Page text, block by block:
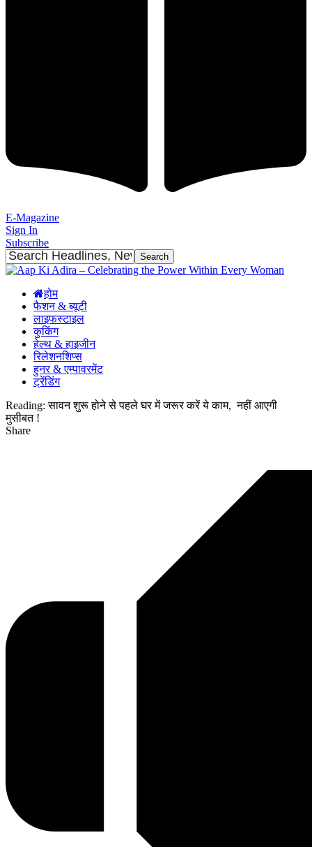
E-Magazine
Sign In
Subscribe
होम
फैशन & ब्यूटी
लाइफस्टाइल
कुकिंग
हेल्थ & हाइजीन
रिलेशनशिप्स
हुनर & एम्पावरमेंट
ट्रेंडिंग
Reading: सावन शुरू होने से पहले घर में जरूर करें ये काम, नहीं आएगी
मुसीबत !
Share